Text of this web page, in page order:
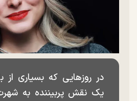
در روزهایی که بسیاری از
یک نقش پربیننده به